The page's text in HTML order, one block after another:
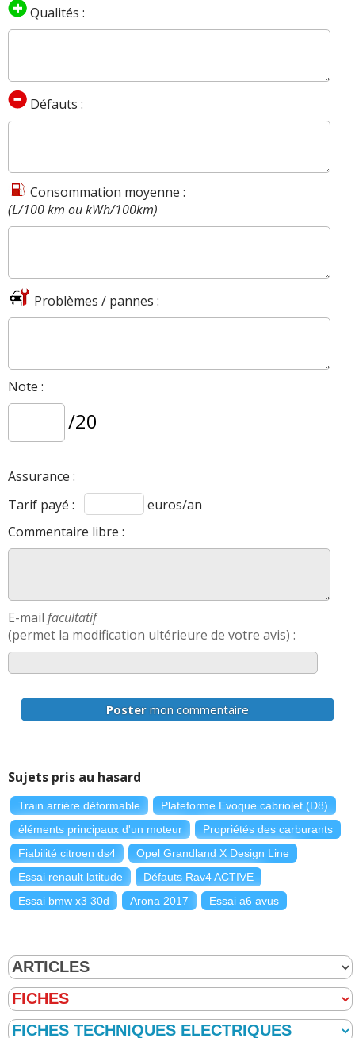
Qualités :
Défauts :
Consommation moyenne :
(L/100 km ou kWh/100km)
Problèmes / pannes :
Note :
/20
Assurance :
Tarif payé :
euros/an
Commentaire libre :
E-mail facultatif
(permet la modification ultérieure de votre avis) :
Poster mon commentaire
Sujets pris au hasard
Train arrière déformable
Plateforme Evoque cabriolet (D8)
éléments principaux d'un moteur
Propriétés des carburants
Fiabilité citroen ds4
Opel Grandland X Design Line
Essai renault latitude
Défauts Rav4 ACTIVE
Essai bmw x3 30d
Arona 2017 Essai a6 avus